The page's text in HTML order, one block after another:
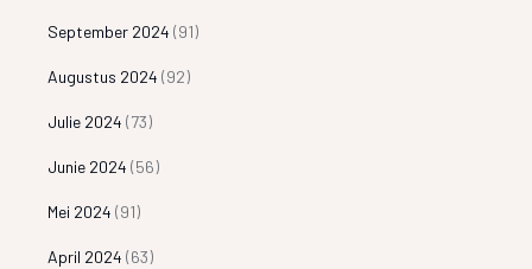
September 2024 (91)
Augustus 2024 (92)
Julie 2024 (73)
Junie 2024 (56)
Mei 2024 (91)
April 2024 (63)